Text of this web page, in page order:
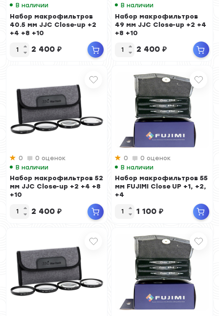
В наличии
Набор макрофильтров
40.5 мм JJC Close-up +2
+4 +8 +10
2 400 ₽
В наличии
Набор макрофильтров
49 мм JJC Close-up +2 +4
+8 +10
2 400 ₽
0
0 оценок
В наличии
Набор макрофильтров 52
мм JJC Close-up +2 +4 +8
+10
2 400 ₽
0
0 оценок
В наличии
Набор макрофильтров 55
мм FUJIMI Close UP +1, +2,
+4
1 100 ₽